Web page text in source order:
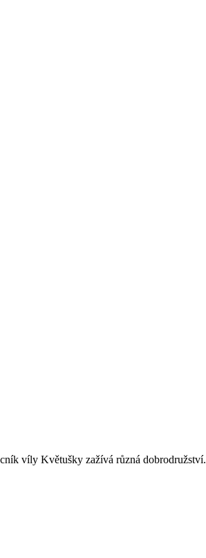
víly Květušky zažívá různá dobrodružství.